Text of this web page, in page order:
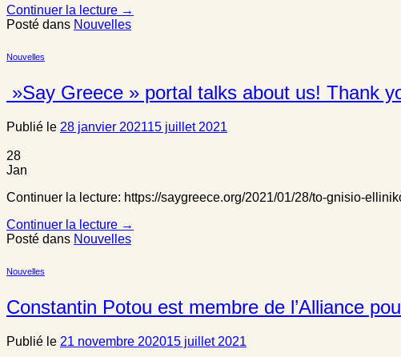
Continuer la lecture →
Posté dans Nouvelles
Nouvelles
»Say Greece » portal talks about us! Thank
Publié le 28 janvier 202115 juillet 2021
28
Jan
Continuer la lecture: https://saygreece.org/2021/01/28/to-gnisio-
Continuer la lecture →
Posté dans Nouvelles
Nouvelles
Constantin Potou est membre de l’Alliance
Publié le 21 novembre 202015 juillet 2021